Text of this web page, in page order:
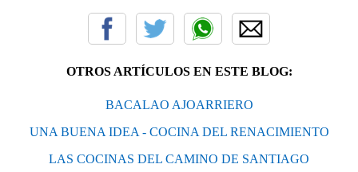
OTROS ARTÍCULOS EN ESTE BLOG:
BACALAO AJOARRIERO
UNA BUENA IDEA - COCINA DEL RENACIMIENTO
LAS COCINAS DEL CAMINO DE SANTIAGO